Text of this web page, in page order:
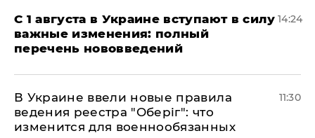
С 1 августа в Украине вступают в силу
важные изменения: полный
перечень нововведений
14:24
В Украине ввели новые правила
ведения реестра "Оберіг": что
изменится для военнообязанных
11:30